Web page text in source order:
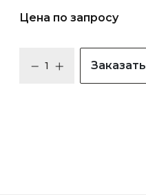
Цена по запросу
Заказать